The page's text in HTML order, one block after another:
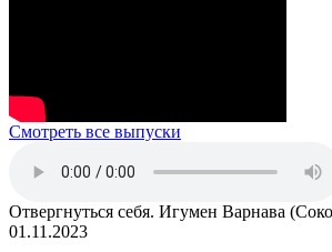
Смотреть все выпуски
Отвергнуться себя. Игумен Варнава
01.11.2023